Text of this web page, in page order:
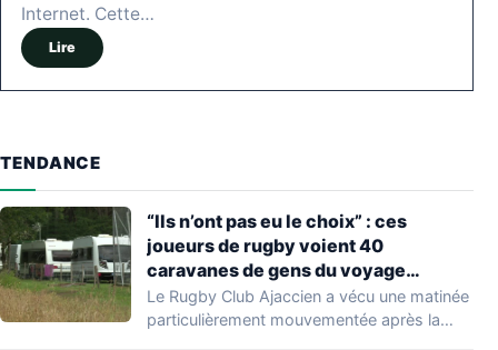
Internet. Cette…
Lire
TENDANCE
“Ils n’ont pas eu le choix” : ces
joueurs de rugby voient 40
caravanes de gens du voyage
s’installer dans leur stade, ils les
délogent en moins d’1 heure
Le Rugby Club Ajaccien a vécu une matinée
particulièrement mouvementée après la